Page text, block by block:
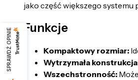
jako część większego systemu
Funkcje
Kompaktowy rozmiar:
Wytrzymała
Wszechstronność:
SPRAWDŹ OPINIE